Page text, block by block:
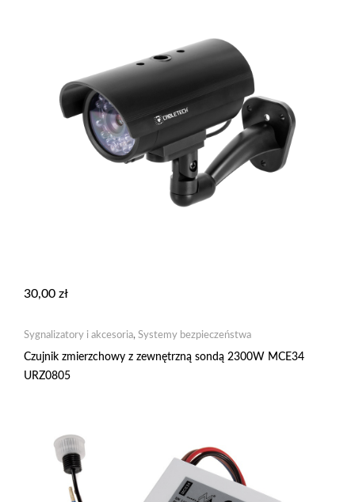
30,00 zł
Sygnalizatory i akcesoria, Systemy bezpieczeństwa
Czujnik zmierzchowy z zewnętrzną sondą 2300W MCE34
URZ0805